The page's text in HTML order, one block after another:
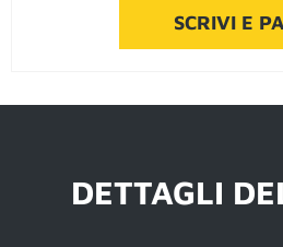
SCRIVI E
DETTAGLI